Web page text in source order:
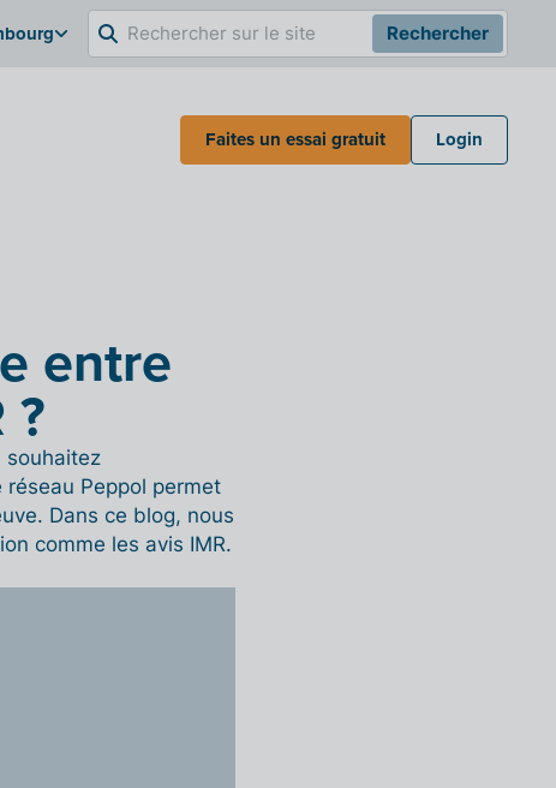
Rechercher
Faites un essai gratuit Login
entre
souhaitez
Peppol permet
Dans ce blog, nous
comme les avis IMR.